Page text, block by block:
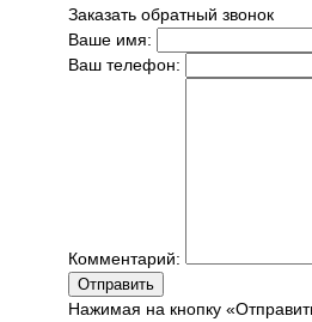
Заказать обратный звонок
Ваше имя:
Ваш телефон:
Комментарий:
Отправить
Нажимая на кнопку